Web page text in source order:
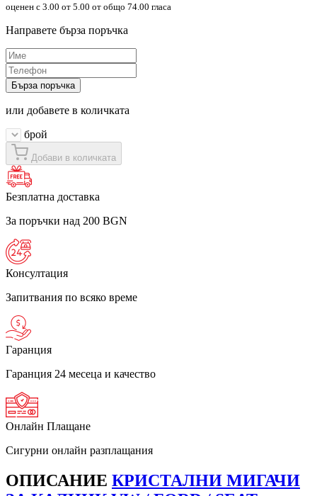
оценен с 3.00 от 5.00 от общо 74.00 гласа
Направете бърза поръчка
Бърза поръчка
или добавете в количката
брой
Добави в количката
Безплатна доставка
За поръчки над 200 BGN
Консултация
Запитвания по всяко време
Гаранция
Гаранция 24 месеца и качество
Онлайн Плащане
Сигурни онлайн разплащания
ОПИСАНИЕ КРИСТАЛНИ МИГАЧИ